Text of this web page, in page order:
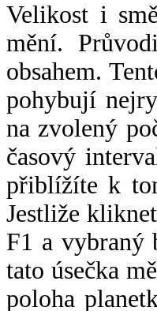
Velikost i
mění.
obsahem.
pohybují
na zvolený
časový
přiblížíte k
Jestliže
F1 a vybraný
tato úsečka
poloha